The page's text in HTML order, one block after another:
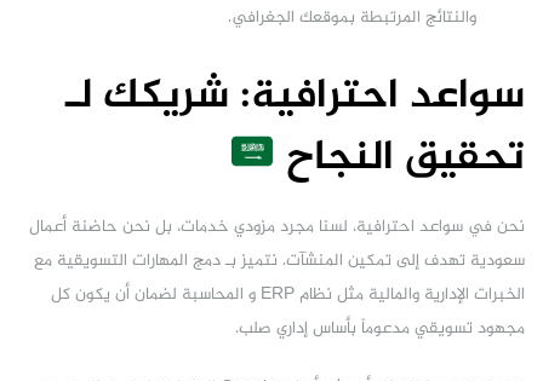
والنتائج المرتبطة بموقعك الجغرافي.
سواعد احترافية: شريكك لـ
تحقيق النجاح
نحن في سواعد احترافية، لسنا مجرد مزودي خدمات، بل نحن حاضنة أعمال
سعودية تهدف إلى تمكين المنشآت. نتميز بـ دمج المهارات التسويقية مع
الخبرات الإدارية والمالية مثل نظام ERP و المحاسبة لضمان أن يكون كل
مجهود تسويقي مدعوماً بأساس إداري صلب.